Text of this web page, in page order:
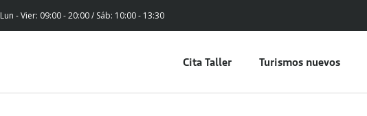
Lun - Vier: 09:00 - 20:00 / Sáb: 10:00 - 13:30
Cita Taller Turismos nuevos